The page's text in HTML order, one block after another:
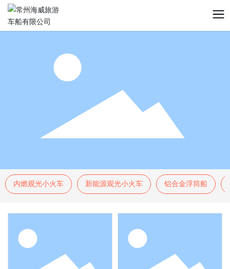
内燃观光小火车 新能源观光小火车 铝合金浮筒船